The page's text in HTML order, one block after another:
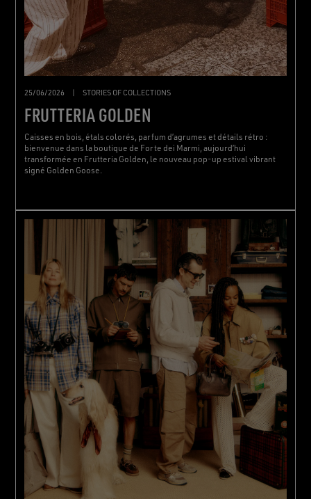
25/06/2026 | STORIES OF COLLECTIONS
FRUTTERIA GOLDEN
Caisses en bois, étals colorés, parfum d’agrumes et détails rétro :
bienvenue dans la boutique de Forte dei Marmi, aujourd’hui
transformée en Frutteria Golden, le nouveau pop-up estival vibrant
signé Golden Goose.